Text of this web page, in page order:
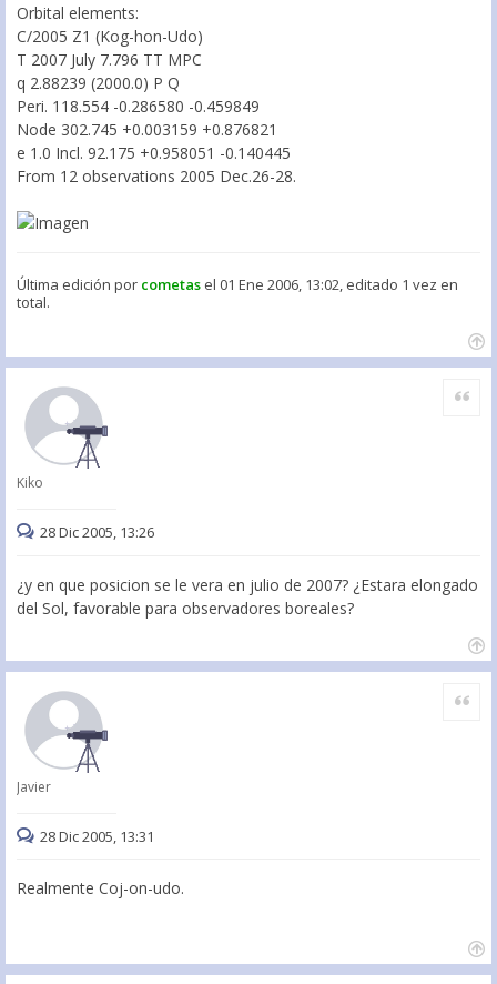
Orbital elements:
C/2005 Z1 (Kog-hon-Udo)
T 2007 July 7.796 TT MPC
q 2.88239 (2000.0) P Q
Peri. 118.554 -0.286580 -0.459849
Node 302.745 +0.003159 +0.876821
e 1.0 Incl. 92.175 +0.958051 -0.140445
From 12 observations 2005 Dec.26-28.
Última edición por cometas el 01 Ene 2006, 13:02, editado 1 vez en
total.
Kiko
Citar
28 Dic 2005, 13:26
¿y en que posicion se le vera en julio de 2007? ¿Estara elongado
del Sol, favorable para observadores boreales?
Javier
Citar
28 Dic 2005, 13:31
Realmente Coj-on-udo.